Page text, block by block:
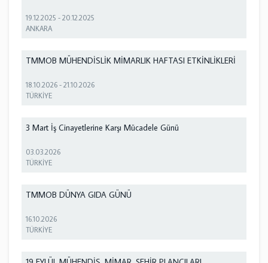
19.12.2025 -20.12.2025
ANKARA
TMMOB MÜHENDİSLİK MİMARLIK HAFTASI ETKİNLİKLERİ
18.10.2026 -21.10.2026
TÜRKİYE
3 Mart İş Cinayetlerine Karşı Mücadele Günü
03.03.2026
TÜRKİYE
TMMOB DÜNYA GIDA GÜNÜ
16.10.2026
TÜRKİYE